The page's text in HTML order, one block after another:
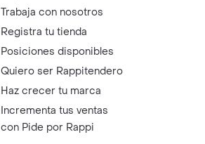
Trabaja con nosotros
Registra tu tienda
Posiciones disponibles
Quiero ser Rappitendero
Haz crecer tu marca
Incrementa tus ventas
con Pide por Rappi